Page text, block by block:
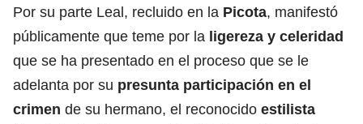
Por su parte Leal, recluido en la Picota, manifestó
públicamente que teme por la ligereza y celeridad
que se ha presentado en el proceso que se le
adelanta por su presunta participación en el
crimen de su hermano, el reconocido estilista